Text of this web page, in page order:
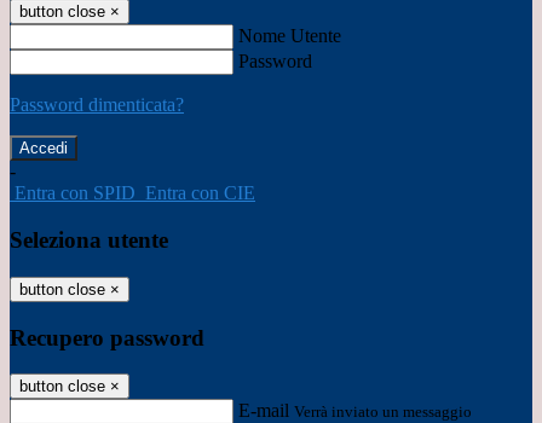
button close ×
Nome Utente
Password
Password dimenticata?
-
Entra con SPID Entra con CIE
Seleziona utente
button close ×
Recupero password
button close ×
E-mail Verrà inviato un messaggio